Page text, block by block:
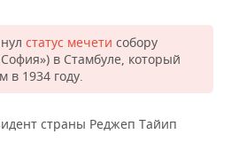
статус мечети собору
в Стамбуле, который
в 1934 году.
страны Реджеп Тайип